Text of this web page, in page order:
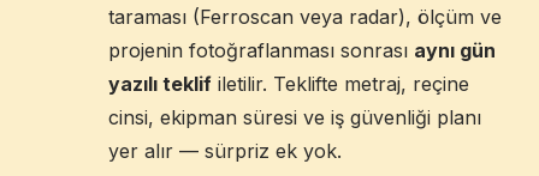
taraması (Ferroscan veya radar), ölçüm ve
projenin fotoğraflanması sonrası aynı gün
yazılı teklif iletilir. Teklifte metraj, reçine
cinsi, ekipman süresi ve iş güvenliği planı
yer alır — sürpriz ek yok.